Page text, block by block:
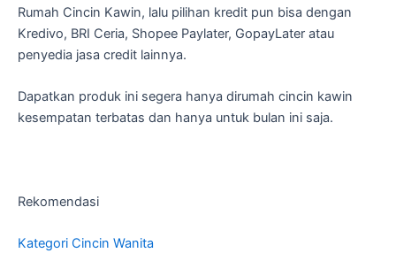
Rumah Cincin Kawin, lalu pilihan kredit pun bisa dengan
Kredivo, BRI Ceria, Shopee Paylater, GopayLater atau
penyedia jasa credit lainnya.
Dapatkan produk ini segera hanya dirumah cincin kawin
kesempatan terbatas dan hanya untuk bulan ini saja.
Rekomendasi
Kategori Cincin Wanita